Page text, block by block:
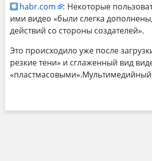
habr.com : Некоторые
ими видео «были слегка
действий со стороны создателей».
Это происходило уже после
резкие тени» и сглаженный вид